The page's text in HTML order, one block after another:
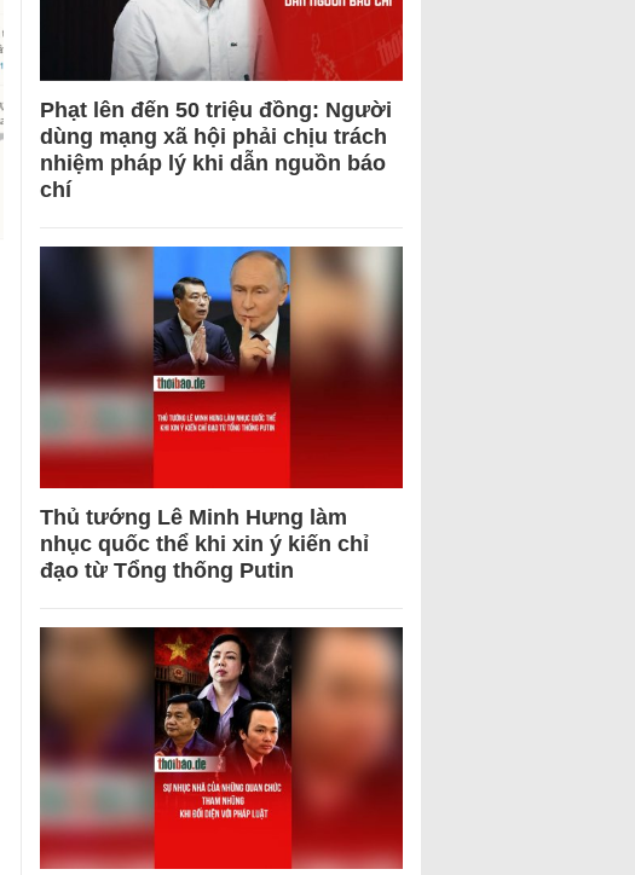
Phạt lên đến 50 triệu đồng: Người
dùng mạng xã hội phải chịu trách
nhiệm pháp lý khi dẫn nguồn báo
chí
Thủ tướng Lê Minh Hưng làm
nhục quốc thể khi xin ý kiến chỉ
đạo từ Tổng thống Putin